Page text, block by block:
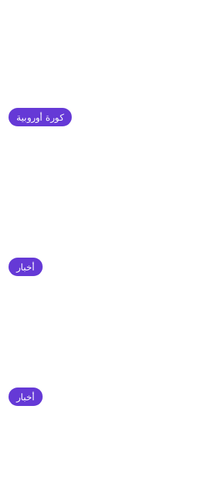
كورة أوروبية
أخبار
أخبار